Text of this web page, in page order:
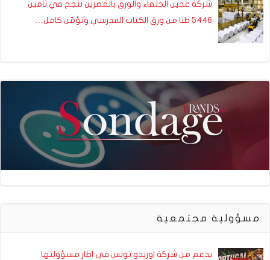
شركة عجين الحلفاء والورق بالقصرين تنجح في تأمين
5446 طنا من ورق الكتاب المدرسي وتؤمّن كامل…
مسؤولية مجتمعية
بدعم من شركة اوريدو تونس في اطار مسؤولتها